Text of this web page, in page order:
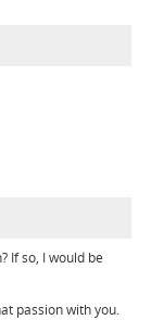
If so, I would be
passion with you.